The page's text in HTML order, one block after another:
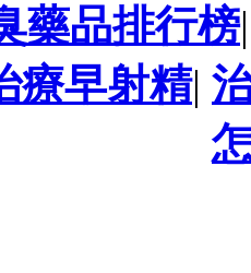
藥品排行榜
療早射精|